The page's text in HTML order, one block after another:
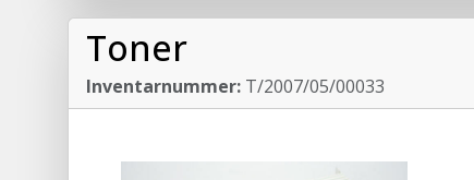
Toner
Inventarnummer: T/2007/05/00033